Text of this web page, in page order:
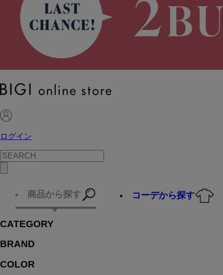
ログイン
商品から探す コーデから探す
CATEGORY
BRAND
COLOR